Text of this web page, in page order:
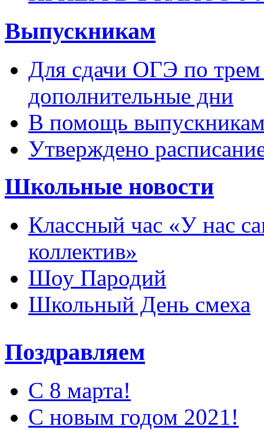
Выпускникам
Для сдачи ОГЭ по трем
дополнительные дни
В помощь
Утверждено
Школьные новости
Классный час «У нас
коллектив»
Шоу Пародий
Школьный День смеха
Поздравляем
С 8 марта!
С новым годом 2021!